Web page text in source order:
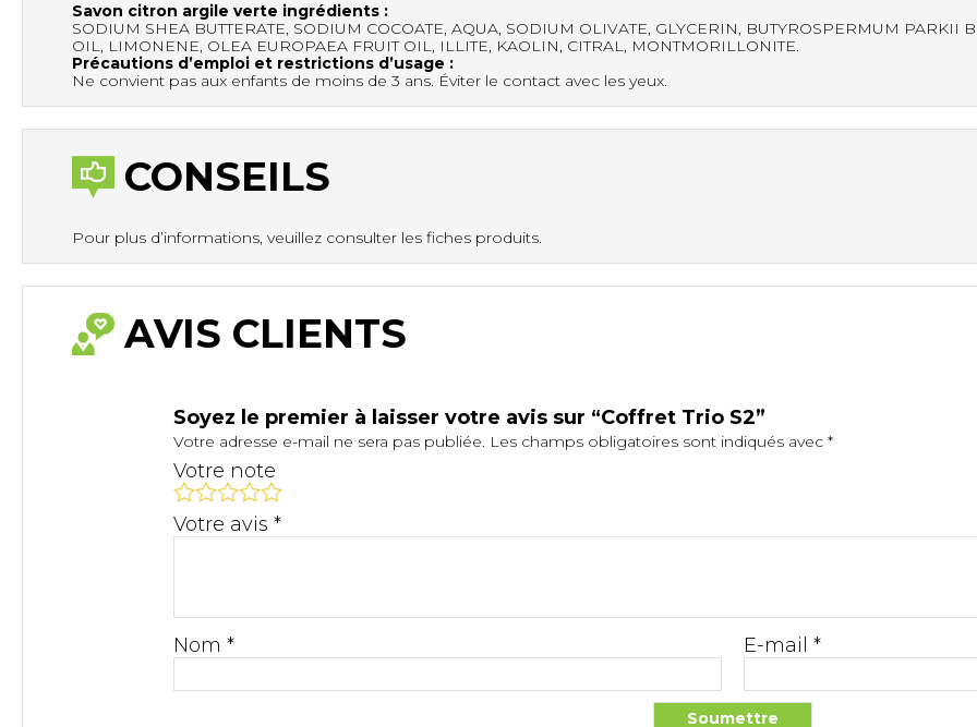
Savon citron argile verte ingrédients :
SODIUM SHEA BUTTERATE, SODIUM COCOATE, AQUA, SODIUM OLIVATE, GLYCERIN, BUTYROSPERMUM PARKII
OIL, LIMONENE, OLEA EUROPAEA FRUIT OIL, ILLITE, KAOLIN, CITRAL, MONTMORILLONITE.
Précautions d’emploi et restrictions d’usage :
Ne convient pas aux enfants de moins de 3 ans. Éviter le contact avec les yeux.
CONSEILS
Pour plus d’informations, veuillez consulter les fiches produits.
AVIS CLIENTS
Soyez le premier à laisser votre avis sur “Coffret Trio S2”
Votre adresse e-mail ne sera pas publiée. Les champs obligatoires sont indiqués avec *
Votre note
Votre avis *
Nom * E-mail *